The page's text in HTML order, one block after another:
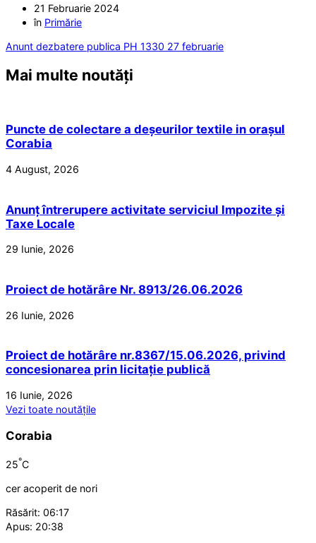
21 Februarie 2024
în Primărie
Anunt dezbatere publica PH 1330 27 februarie
Mai multe noutăți
Puncte de colectare a deșeurilor textile in orașul
Corabia
4 August, 2026
Anunț întrerupere activitate serviciul Impozite și
Taxe Locale
29 Iunie, 2026
Proiect de hotărâre Nr. 8913/26.06.2026
26 Iunie, 2026
Proiect de hotărâre nr.8367/15.06.2026, privind
concesionarea prin licitație publică
16 Iunie, 2026
Vezi toate noutățile
Corabia
25°C
cer acoperit de nori
Răsărit: 06:17
Apus: 20:38